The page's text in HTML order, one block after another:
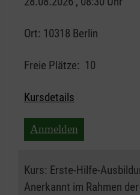
Ort: 10318 Berlin
Freie Plätze: 10
Kursdetails
Anmelden
Kurs: Erste-Hilfe-
Anerkannt im Rahmen der